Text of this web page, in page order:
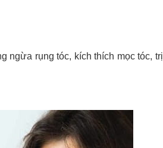
ngừa rụng tóc, kích thích mọc tóc, trị